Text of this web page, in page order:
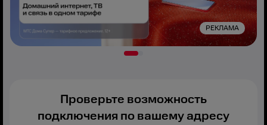
РЕКЛАМА
Проверьте возможность
подключения по вашему адресу